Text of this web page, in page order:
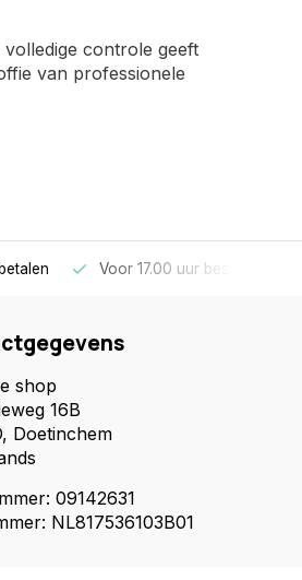
controle geeft
van professionele
Voor 17.00 uur besteld,
shop
16B
Doetinchem
09142631
NL817536103B01